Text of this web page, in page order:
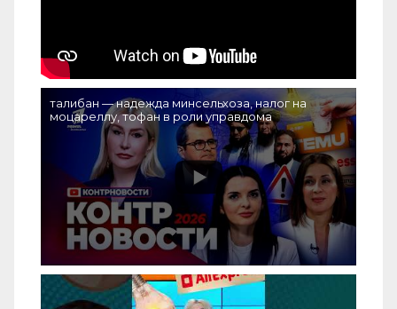
талибан — надежда минсельхоза, налог на
моцареллу, тофан в роли управдома